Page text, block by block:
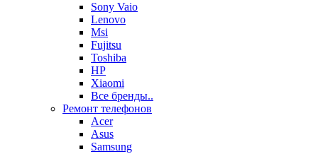
Sony Vaio
Lenovo
Msi
Fujitsu
Toshiba
HP
Xiaomi
Все бренды..
Ремонт телефонов
Acer
Asus
Samsung